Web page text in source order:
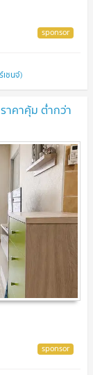
ชนจ์)
ราคาคุ้ม ต่ำกว่า